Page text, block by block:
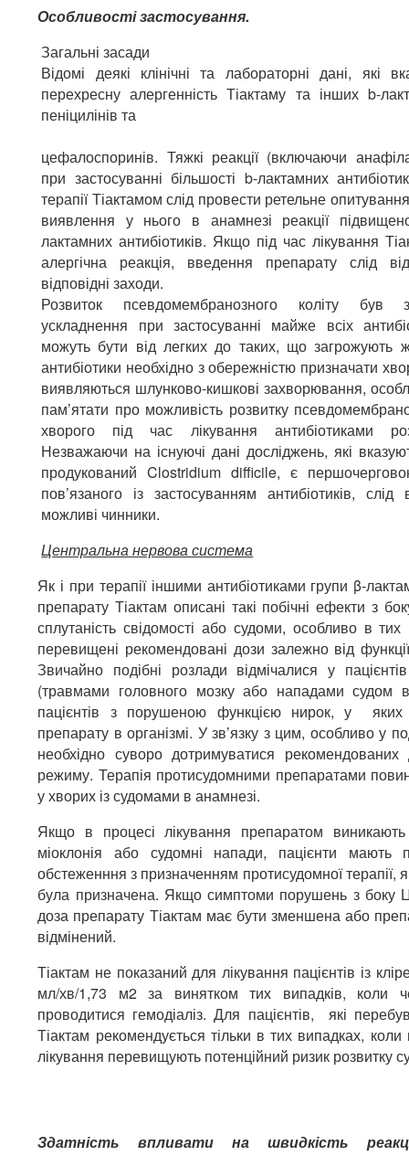
Особливості застосування.
Загальні засади
Відомі деякі клінічні та лабораторні дані, які
перехресну алергенність Тіактаму та інших b-
пеніцилінів та
цефалоспоринів. Тяжкі реакції (включаючи
при застосуванні більшості b-лактамних
терапії Тіактамом слід провести ретельне
виявлення у нього в анамнезі реакції
лактамних антибіотиків. Якщо під час лікування
алергічна реакція, введення препарату слід
відповідні заходи.
Розвиток псевдомембранозного коліту був
ускладнення при застосуванні майже всіх
можуть бути від легких до таких, що загрожують
антибіотики необхідно з обережністю призначати
виявляються шлунково-кишкові захворювання,
пам’ятати про можливість розвитку
хворого під час лікування антибіотиками
Незважаючи на існуючі дані досліджень, які
продукований Clostridium difficile, є
пов’язаного із застосуванням антибіотиків,
можливі чинники.
Центральна нервова система
Як і при терапії іншими антибіотиками групи β-
препарату Тіактам описані такі побічні ефекти з
сплутаність свідомості або судоми, особливо в
перевищені рекомендовані дози залежно від
Звичайно подібні розлади відмічалися у
(травмами головного мозку або нападами судом
пацієнтів з порушеною функцією нирок, у яких
препарату в організмі. У зв’язку з цим, особливо у
необхідно суворо дотримуватися рекомендованих
режиму. Терапія протисудомними препаратами
у хворих із судомами в анамнезі.
Якщо в процесі лікування препаратом
міоклонія або судомні напади, пацієнти мають
обстеженння з призначенням протисудомної терапії,
була призначена. Якщо симптоми порушень з боку
доза препарату Тіактам має бути зменшена або
відмінений.
Тіактам не показаний для лікування пацієнтів із
мл/хв/1,73 м2 за винятком тих випадків, коли
проводитися гемодіаліз. Для пацієнтів, які
Тіактам рекомендується тільки в тих випадках, коли
лікування перевищують потенційний ризик розвитку
Здатність впливати на швидкість